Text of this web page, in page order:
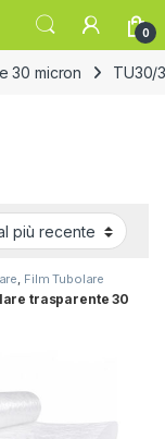
0
30 micron TU30/
recente
, Film Tubolare
trasparente 30